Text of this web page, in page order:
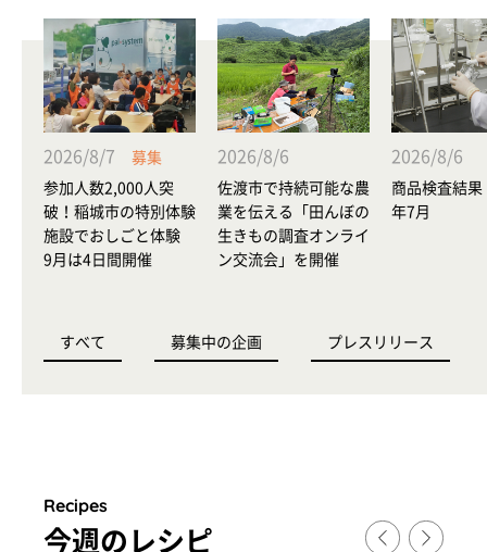
2026/8/7
募集
参加人数2,000人突
破！稲城市の特別体験
施設でおしごと体験
9月は4日間開催
2026/8/6
佐渡市で持続可能な農
業を伝える「田んぼの
生きもの調査オンライ
ン交流会」を開催
2026/8/6
商品検査結
年7月
すべて 募集中の企画 プレスリリース
Recipes
今週のレシピ